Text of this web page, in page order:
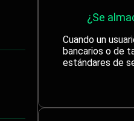
¿Se
Cuando un
bancarios o de
estándares de